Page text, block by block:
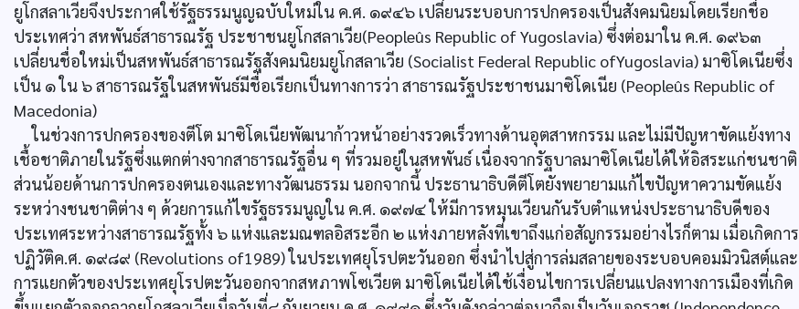
ยูโกสลาเวียจึงประกาศใช้รัฐธรรมนูญฉบับใหม่ใน ค.ศ. ๑๙๔๖ เปลี่ยนระบอบการปกครองเป็นสังคมนิยมโดยเรียกชื่อ
ประเทศว่า สหพันธ์สาธารณรัฐ ประชาชนยูโกสลาเวีย(Peopleûs Republic of Yugoslavia) ซึ่งต่อมาใน ค.ศ. ๑๙๖๓
เปลี่ยนชื่อใหม่เป็นสหพันธ์สาธารณรัฐสังคมนิยมยูโกสลาเวีย (Socialist Federal Republic ofYugoslavia) มาซิโดเนียซึ่ง
เป็น ๑ ใน ๖ สาธารณรัฐในสหพันธ์มีชื่อเรียกเป็นทางการว่า สาธารณรัฐประชาชนมาซิโดเนีย (Peopleûs Republic of
Macedonia)
ในช่วงการปกครองของตีโต มาซิโดเนียพัฒนาก้าวหน้าอย่างรวดเร็วทางด้านอุตสาหกรรม และไม่มีปัญหาขัดแย้งทาง
เชื้อชาติภายในรัฐซึ่งแตกต่างจากสาธารณรัฐอื่น ๆ ที่รวมอยู่ในสหพันธ์ เนื่องจากรัฐบาลมาซิโดเนียได้ให้อิสระแก่ชนชาติ
ส่วนน้อยด้านการปกครองตนเองและทางวัฒนธรรม นอกจากนี้ ประธานาธิบดีตีโตยังพยายามแก้ไขปัญหาความขัดแย้ง
ระหว่างชนชาติต่าง ๆ ด้วยการแก้ไขรัฐธรรมนูญใน ค.ศ. ๑๙๗๔ ให้มีการหมุนเวียนกันรับตำแหน่งประธานาธิบดีของ
ประเทศระหว่างสาธารณรัฐทั้ง ๖ แห่งและมณฑลอิสระอีก ๒ แห่งภายหลังที่เขาถึงแก่อสัญกรรมอย่างไรก็ตาม เมื่อเกิดการ
ปฏิวัติค.ศ. ๑๙๘๙ (Revolutions of1989) ในประเทศยุโรปตะวันออก ซึ่งนำไปสู่การล่มสลายของระบอบคอมมิวนิสต์และ
การแยกตัวของประเทศยุโรปตะวันออกจากสหภาพโซเวียต มาซิโดเนียได้ใช้เงื่อนไขการเปลี่ยนแปลงทางการเมืองที่เกิด